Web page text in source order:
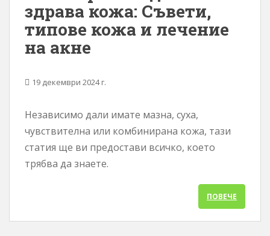
здрава кожа: Съвети,
типове кожа и лечение
на акне
19 декември 2024 г.
Независимо дали имате мазна, суха,
чувствителна или комбинирана кожа, тази
статия ще ви предостави всичко, което
трябва да знаете.
ПОВЕЧЕ